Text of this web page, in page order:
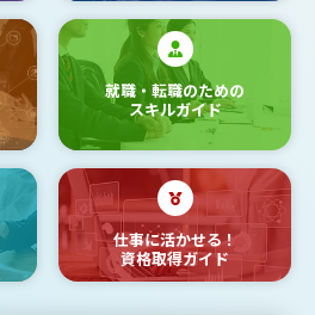
就職・転職のための
スキルガイド
仕事に活かせる！
資格取得ガイド